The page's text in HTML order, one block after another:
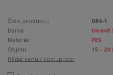
Číslo produktu:
084-1
Barva:
tmavě
Materiál:
PES
Objem:
15 - 20 l
Hlídat cenu / dostupnost